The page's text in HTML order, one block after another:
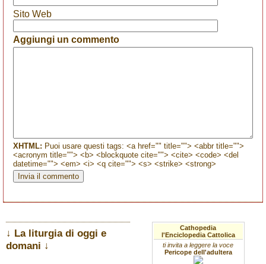
Sito Web
Aggiungi un commento
XHTML: Puoi usare questi tags: <a href="" title=""> <abbr title="">
<acronym title=""> <b> <blockquote cite=""> <cite> <code> <del
datetime=""> <em> <i> <q cite=""> <s> <strike> <strong>
↓ La liturgia di oggi e
domani ↓
Cathopedia
l'Enciclopedia Cattolica
ti invita a leggere la voce
Pericope dell'adultera